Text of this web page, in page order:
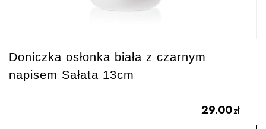
Doniczka osłonka biała z czarnym
napisem Sałata 13cm
29.00zł